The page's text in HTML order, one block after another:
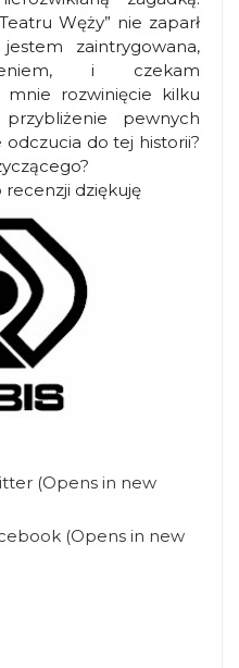
Węży” nie zaparł
zaintrygowana,
i czekam
mnie rozwinięcie kilku
pewnych
do tej historii?
dziękuję
(Opens in new
(Opens in new